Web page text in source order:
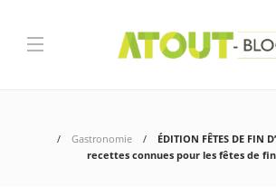
Gastronomie
ÉDITION FÊTES DE FIN
recettes connues pour les fêtes de fin